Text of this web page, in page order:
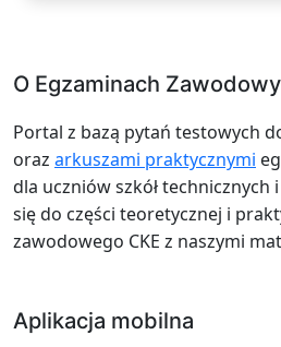
O Egzaminach
Portal z bazą pytań testowych
oraz arkuszami praktycznymi
dla uczniów szkół
się do części teoretycznej i
zawodowego CKE z naszymi
Aplikacja mobilna